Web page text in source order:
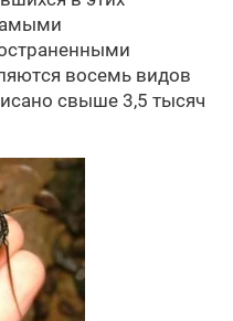
восемь видов
свыше 3,5 тысяч